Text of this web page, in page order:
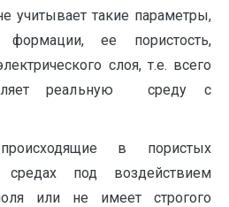
учитывает такие параметры,
формации, ее пористость,
слоя, т.е. всего
реальную среду с
в пористых
под воздействием
или не имеет строгого